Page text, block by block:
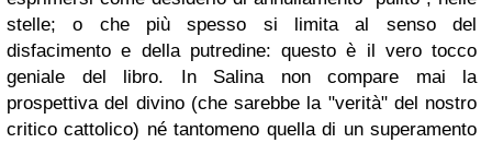
stelle; o che più spesso si limita al senso del
disfacimento e della putredine: questo è il vero tocco
geniale del libro. In Salina non compare mai la
prospettiva del divino (che sarebbe la "verità" del nostro
critico cattolico) né tantomeno quella di un superamento